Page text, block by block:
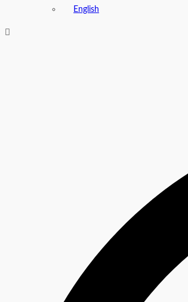
English